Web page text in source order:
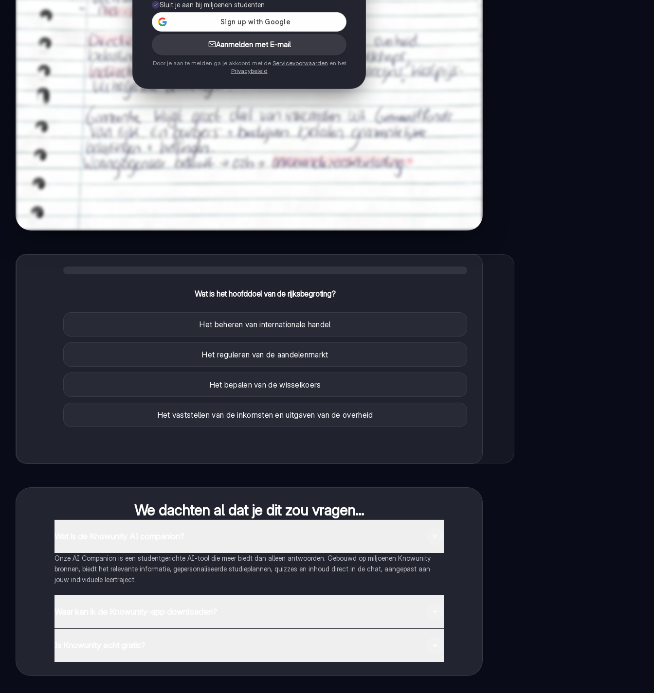
Sluit je aan bij miljoenen studenten
Aanmelden met E-mail
Door je aan te melden ga je akkoord met de Servicevoorwaarden en het
Privacybeleid
Wat is het hoofddoel van de rijksbegroting?
Het beheren van internationale handel
Het reguleren van de aandelenmarkt
Het bepalen van de wisselkoers
Het vaststellen van de inkomsten en uitgaven van de overheid
We dachten al dat je dit zou vragen...
Onze AI Companion is een studentgerichte AI-tool die meer biedt dan alleen antwoorden. Gebouwd op miljoenen Knowunity
bronnen, biedt het relevante informatie, gepersonaliseerde studieplannen, quizzes en inhoud direct in de chat, aangepast aan
jouw individuele leertraject.
handbereik!